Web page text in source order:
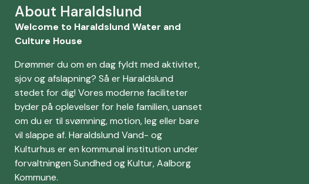
About Haraldslund
Welcome to Haraldslund Water and
Culture House
Drømmer du om en dag fyldt med aktivitet,
sjov og afslapning? Så er Haraldslund
stedet for dig! Vores moderne faciliteter
byder på oplevelser for hele familien, uanset
om du er til svømning, motion, leg eller bare
vil slappe af. Haraldslund Vand- og
Kulturhus er en kommunal institution under
forvaltningen Sundhed og Kultur, Aalborg
Kommune.